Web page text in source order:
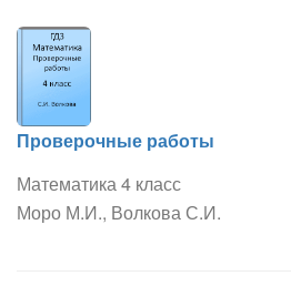
Проверочные работы
Математика 4 класс
Моро М.И., Волкова С.И.